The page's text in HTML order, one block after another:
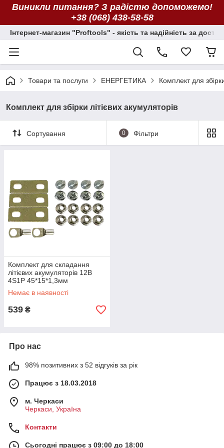
Виникли питання? З радістю допоможемо!
+38 (068) 438-58-58
Інтернет-магазин "Proftools" - якість та надійність за
Товари та послуги ЕНЕРГЕТИКА Комплект для
Комплект для збірки літієвих акумуляторів
Сортування 0 Фільтри
Комплект для складання
літієвих акумуляторів 12В
4S1P 45*15*1,3мм
Немає в наявності
539 ₴
Про нас
98% позитивних з 52 відгуків за рік
Працює з 18.03.2018
м. Черкаси
Черкаси, Україна
Контакти
Сьогодні працює з 09:00 до 18:00